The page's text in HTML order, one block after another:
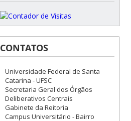
CONTATOS
Universidade Federal de Santa
Catarina - UFSC
Secretaria Geral dos Órgãos
Deliberativos Centrais
Gabinete da Reitoria
Campus Universitário - Bairro